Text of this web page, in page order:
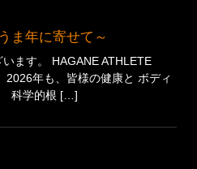
ま年に寄せて～
ます。 HAGANE ATHLETE
年も、皆様の健康と ボディ
科学的根 […]